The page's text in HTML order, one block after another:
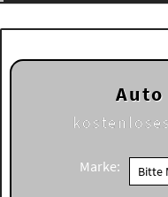
kostenloses
Marke: